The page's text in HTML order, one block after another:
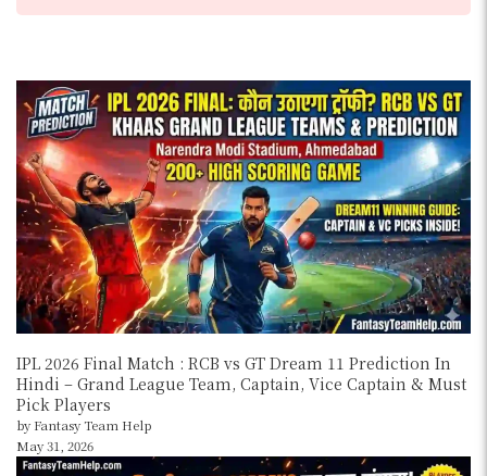
IPL 2026 Final Match : RCB vs GT Dream 11 Prediction In
Hindi – Grand League Team, Captain, Vice Captain & Must
Pick Players
by Fantasy Team Help
May 31, 2026